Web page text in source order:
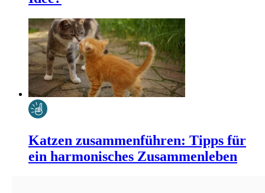
Katzen zusammenführen: Tipps für
ein harmonisches Zusammenleben